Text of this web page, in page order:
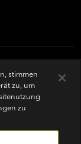
stimmen
zu, um
zu